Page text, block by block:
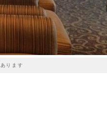
ります